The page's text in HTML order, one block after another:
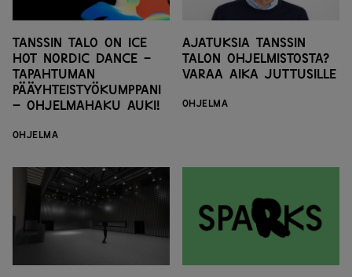
Tanssin talo on Ice
Hot Nordic Dance -
tapahtuman
pääyhteistyökumppani
– ohjelmahaku auki!
OHJELMA
Ajatuksia Tanssin
talon ohjelmistosta?
Varaa aika juttusille
OHJELMA